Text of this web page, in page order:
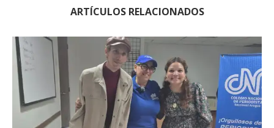
ARTÍCULOS RELACIONADOS